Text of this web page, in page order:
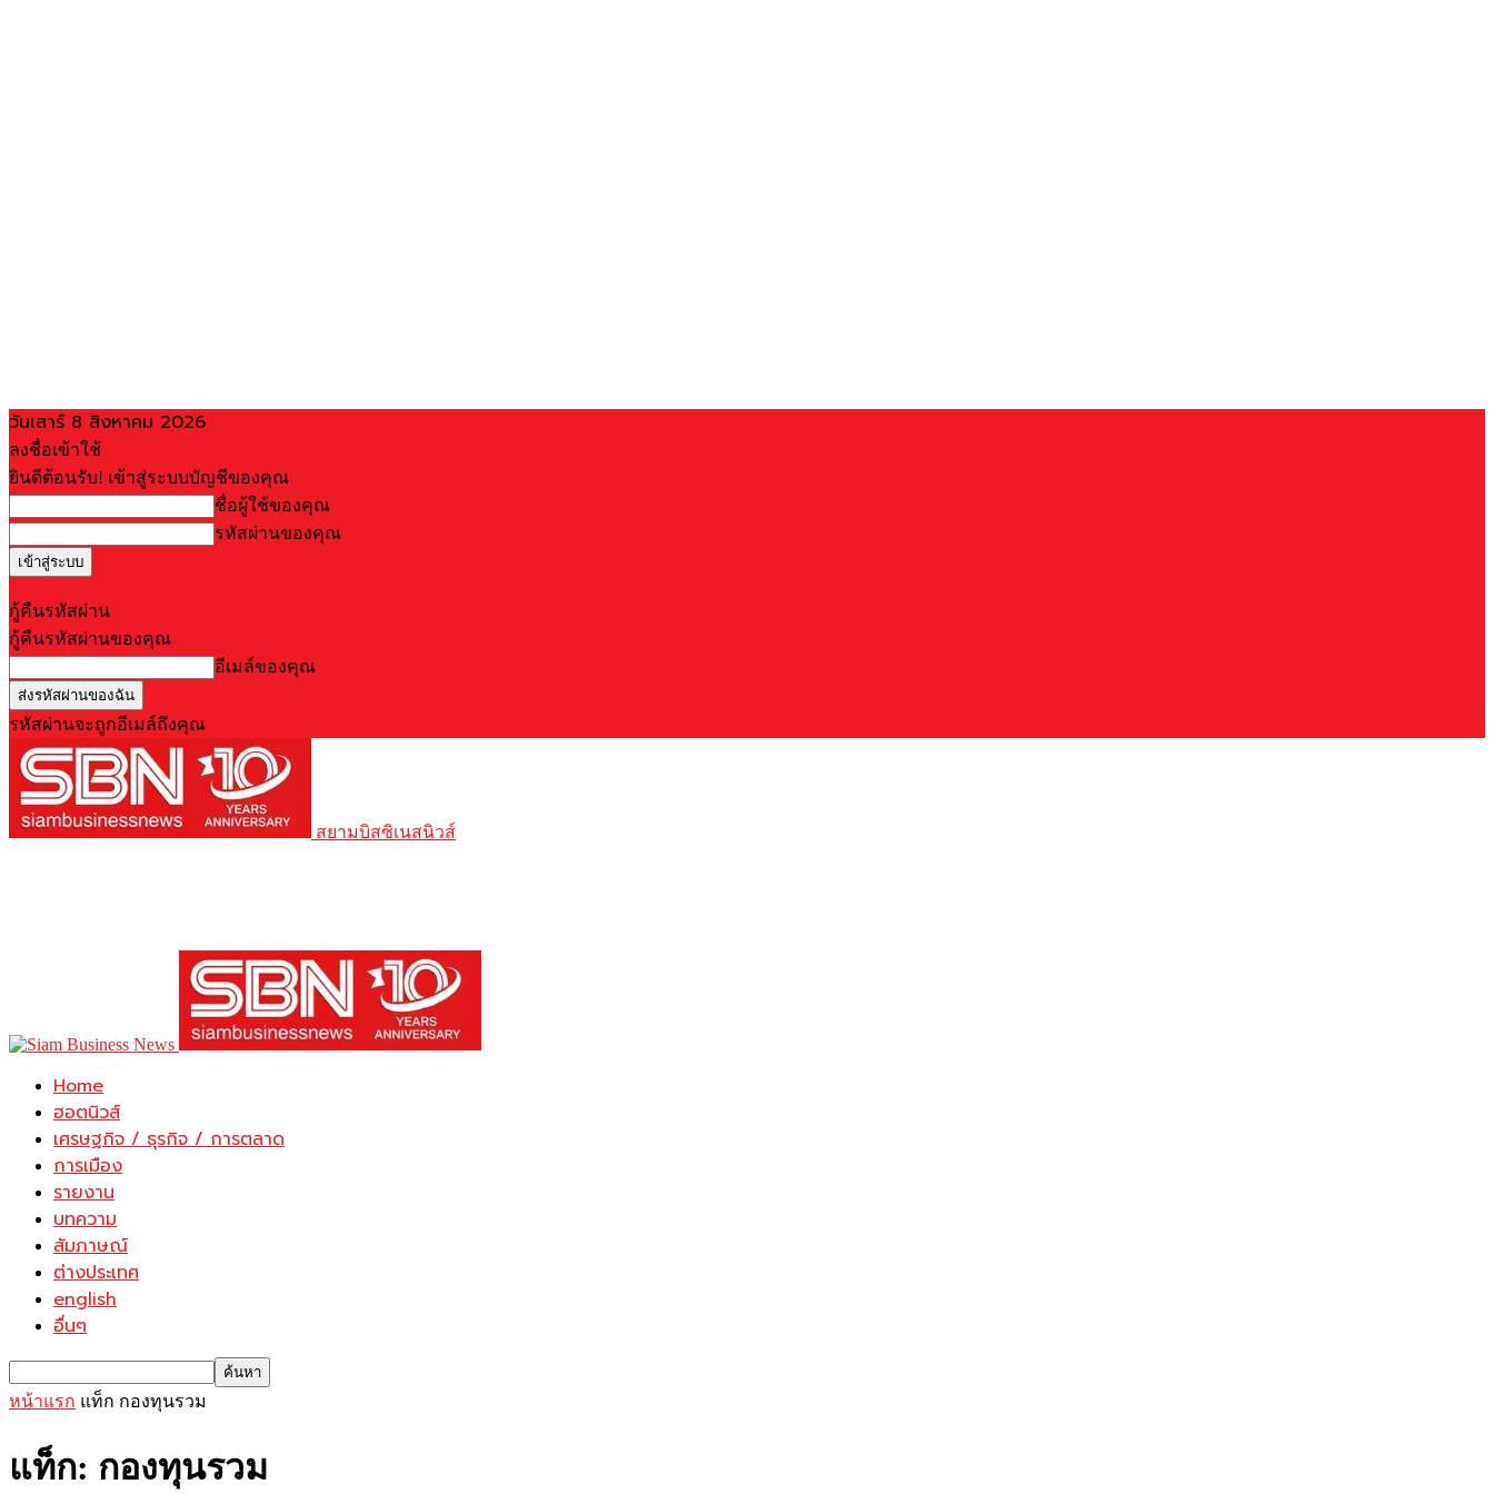
วันเสาร์ 8 สิงหาคม 2026
ลงชื่อเข้าใช้
ยินดีต้อนรับ! เข้าสู่ระบบบัญชีของคุณ
ชื่อผู้ใช้ของคุณ
รหัสผ่านของคุณ
กู้คืนรหัสผ่าน
กู้คืนรหัสผ่านของคุณ
อีเมล์ของคุณ
รหัสผ่านจะถูกอีเมล์ถึงคุณ
สยามบิสซิเนสนิวส์
Home
ฮอตนิวส์
เศรษฐกิจ / ธุรกิจ / การตลาด
การเมือง
รายงาน
บทความ
สัมภาษณ์
ต่างประเทศ
english
อื่นๆ
หน้าแรก แท็ก กองทุนรวม
แท็ก: กองทุนรวม